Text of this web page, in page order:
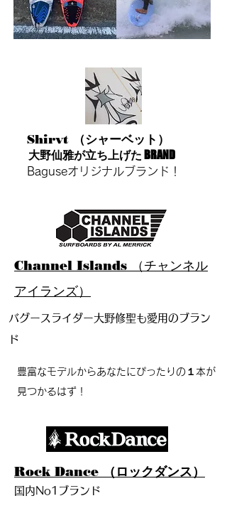
Shirvt （シャーベット）
大野仙雅が立ち上げた BRAND
Baguseオリジナルブランド！
Channel Islands （チャンネル
アイランズ）
​バグースライダー大野修聖も愛用のブラン
ド
豊富なモデルからあなたにぴったりの１本が
見つかるはず！
Rock Dance （ロックダンス）
国内No1ブランド